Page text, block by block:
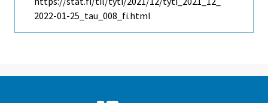
2022-01-25_tau_008_fi.html